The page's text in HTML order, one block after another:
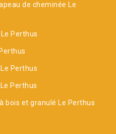
de cheminée Le
Perthus
Perthus
Perthus
bois et granulé Le Perthus